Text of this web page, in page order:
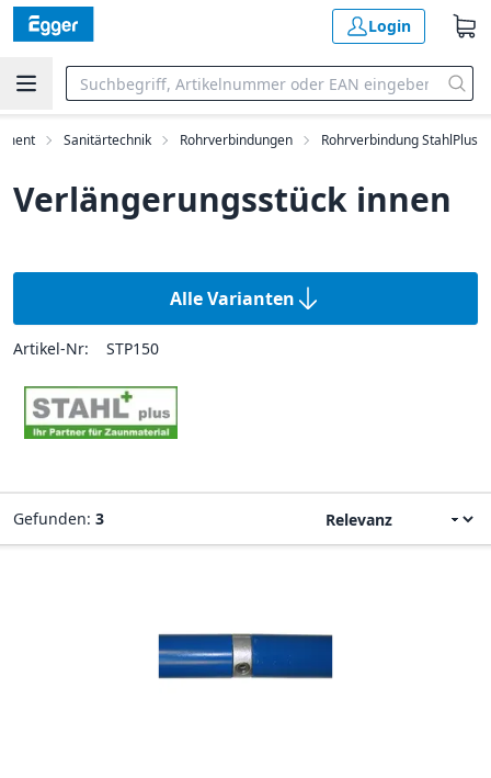
Login
Sanitärtechnik Rohrverbindungen Rohrverbindung StahlPlus
Verlängerungsstück innen
Alle Varianten
Artikel-Nr: STP150
Gefunden: 3